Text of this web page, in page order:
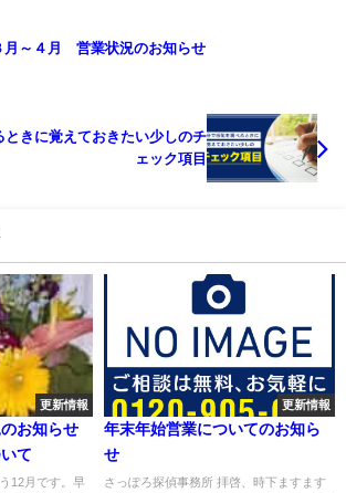
月～４月 営業状況のお知らせ
ときに覚えておきたい少しのチ
ェック項目
更新情報
お知らせ
て
12月です。早
更新情報
年末年始営業についてのお知ら
せ
さっぽろ探偵事務所 拝啓、時下ますます